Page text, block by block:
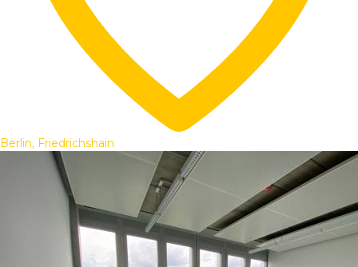
Berlin, Friedrichshain